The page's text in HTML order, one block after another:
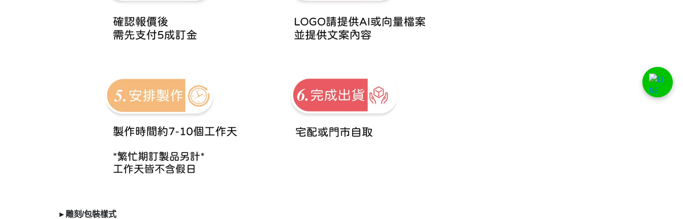
▸ 雕刻/包裝樣式